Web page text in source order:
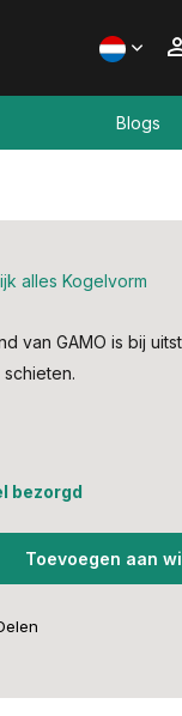
Blogs
alles Kogelvorm
van GAMO is bij
bezorgd
Toevoegen aan